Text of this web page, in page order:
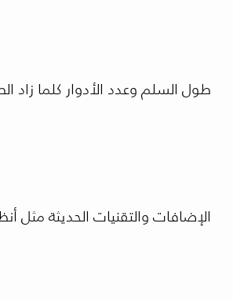
طول السلم وعدد الأدوار كلما زاد
الإضافات والتقنيات الحديثة مثل